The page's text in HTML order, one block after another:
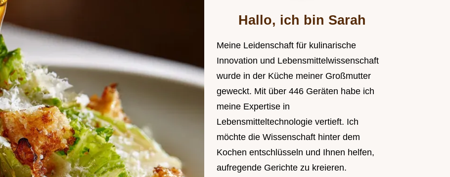
Hallo, ich bin Sarah
Meine Leidenschaft für kulinarische
Innovation und Lebensmittelwissenschaft
wurde in der Küche meiner Großmutter
geweckt. Mit über 446 Geräten habe ich
meine Expertise in
Lebensmitteltechnologie vertieft. Ich
möchte die Wissenschaft hinter dem
Kochen entschlüsseln und Ihnen helfen,
aufregende Gerichte zu kreieren.